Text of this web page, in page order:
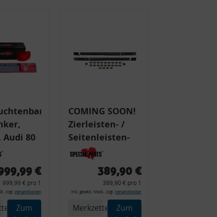
Audi 80
89,
+
€
999,99 € pro 1
zzgl. Versandkosten
Zum
COMING SOON!
Zierleisten- /
Seitenleisten-
Set, Audi 80
Cabrio, Coupe,
Zierleiste, 2x
Kappe, Clipse,
389,90 €
389,90 € pro 1
inkl. gesetzl. MwSt., zzgl. Versandkosten
Merkzettel
Zum